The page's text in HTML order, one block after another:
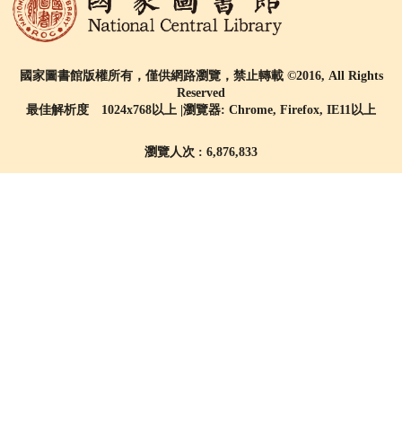
國家圖書館版權所有，僅供網路瀏覽，禁止轉載 ©2016, All Rights
Reserved
最佳解析度 1024x768以上 |瀏覽器: Chrome, Firefox, IE11以上
瀏覽人次 : 6,876,833